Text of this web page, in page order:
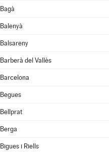
Bagà
Balenyà
Balsareny
Barberà del Vallès
Barcelona
Begues
Bellprat
Berga
Bigues i Riells